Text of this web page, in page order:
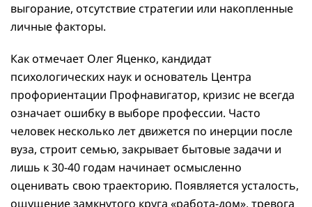
выгорание, отсутствие стратегии или накопленные
личные факторы.
Как отмечает Олег Яценко, кандидат
психологических наук и основатель Центра
профориентации Профнавигатор, кризис не всегда
означает ошибку в выборе профессии. Часто
человек несколько лет движется по инерции после
вуза, строит семью, закрывает бытовые задачи и
лишь к 30-40 годам начинает осмысленно
оценивать свою траекторию. Появляется усталость,
ощущение замкнутого круга «работа-дом», тревога